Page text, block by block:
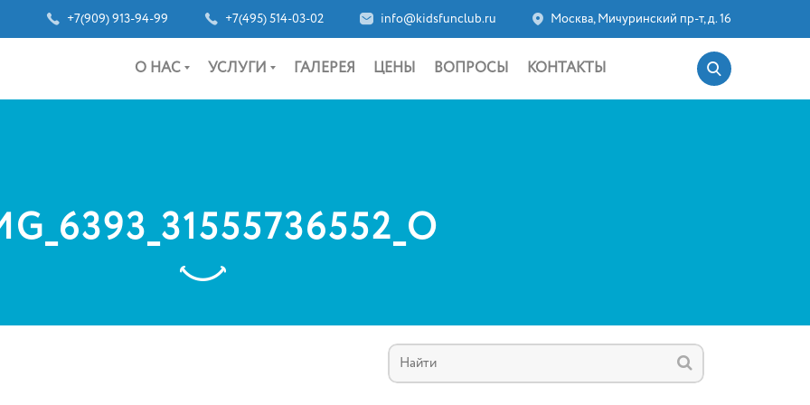
+7(909) 913-94-99 +7(495) 514-03-02 info@kidsfunclub.ru Москва, Мичуринский пр-т, д. 16
О НАС УСЛУГИ ГАЛЕРЕЯ ЦЕНЫ ВОПРОСЫ КОНТАКТЫ